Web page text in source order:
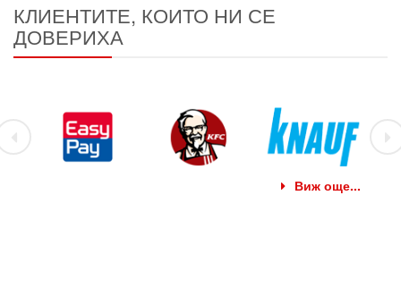
КЛИЕНТИТЕ, КОИТО НИ СЕ
ДОВЕРИХА
Виж още...